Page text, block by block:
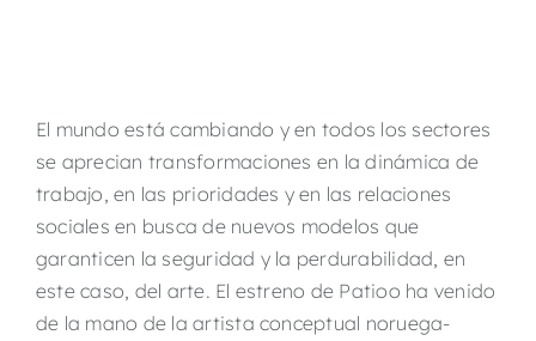
El mundo está cambiando y en todos los sectores
se aprecian transformaciones en la dinámica de
trabajo, en las prioridades y en las relaciones
sociales en busca de nuevos modelos que
garanticen la seguridad y la perdurabilidad, en
este caso, del arte. El estreno de Patioo ha venido
de la mano de la artista conceptual noruega-